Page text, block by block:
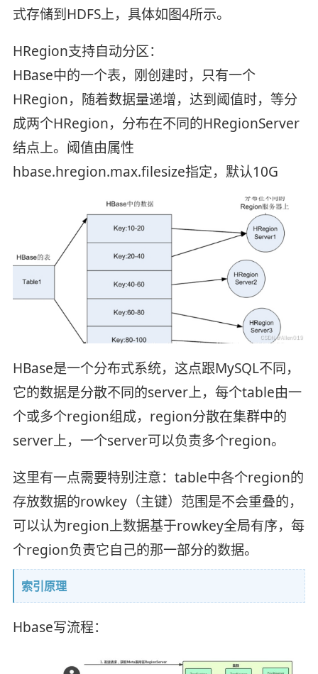
式存储到HDFS上，具体如图4所示。
HRegion支持自动分区：
HBase中的一个表，刚创建时，只有一个
HRegion，随着数据量递增，达到阈值时，等分
成两个HRegion，分布在不同的HRegionServer
结点上。阈值由属性
hbase.hregion.max.filesize指定，默认10G
HBase是一个分布式系统，这点跟MySQL不同，
它的数据是分散不同的server上，每个table由一
个或多个region组成，region分散在集群中的
server上，一个server可以负责多个region。
这里有一点需要特别注意：table中各个region的
存放数据的rowkey（主键）范围是不会重叠的，
可以认为region上数据基于rowkey全局有序，每
个region负责它自己的那一部分的数据。
索引原理
Hbase写流程：